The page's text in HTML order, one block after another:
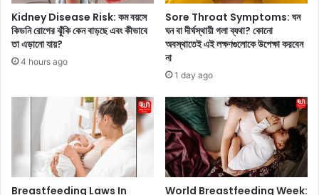
ও
লে
খে
ন
,
তি
দি
ও
য়
র
,
র
হা
য়ে
Kidney Disease Risk: কম বয়সে
কিডনি রোগের ঝুঁকি কেন বাড়ছে এবং কীভাবে
তা এড়ানো যায়?
4 hours ago
Sore Throat Symptoms: ঘন
ঘন বা দীর্ঘস্থায়ী গলা ব্যথা? কোনো
অবস্থাতেই এই লক্ষণগুলোকে উপেক্ষা করবেন
না
1 day ago
Breastfeeding Laws In
World Breastfeeding Week: